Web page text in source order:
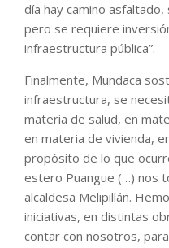
día hay camino
pero se requiere
infraestructura pública”.
Finalmente, Mundaca
infraestructura, se
materia de salud, en
en materia de vivienda,
propósito de lo que
estero Puangue (…) nos
alcaldesa Melipillán.
iniciativas, en distintas
contar con nosotros,